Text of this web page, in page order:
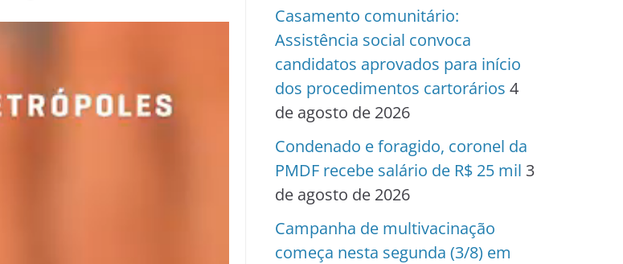
Casamento comunitário:
Assistência social convoca
candidatos aprovados para início
dos procedimentos cartorários 4
de agosto de 2026
Condenado e foragido, coronel da
PMDF recebe salário de R$ 25 mil 3
de agosto de 2026
Campanha de multivacinação
começa nesta segunda (3/8) em